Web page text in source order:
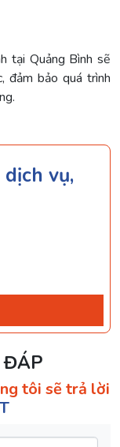
tại Quảng Bình sẽ
đảm bảo quá trình
vụ,
ĐÁP
tôi sẽ trả lời